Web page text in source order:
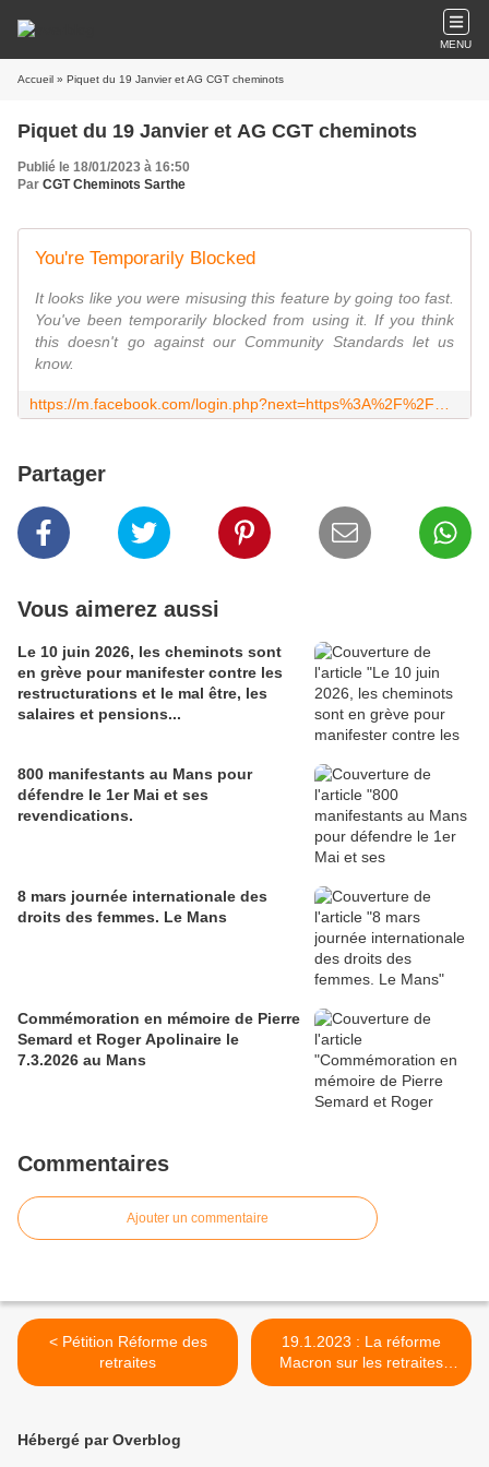
MENU
Accueil » Piquet du 19 Janvier et AG CGT cheminots
Piquet du 19 Janvier et AG CGT cheminots
Publié le 18/01/2023 à 16:50
Par CGT Cheminots Sarthe
You're Temporarily Blocked
It looks like you were misusing this feature by going too fast.
You've been temporarily blocked from using it. If you think
this doesn't go against our Community Standards let us
know.
Partager
Vous aimerez aussi
Le 10 juin 2026, les cheminots sont
en grève pour manifester contre les
restructurations et le mal être, les
salaires et pensions...
800 manifestants au Mans pour
défendre le 1er Mai et ses
revendications.
8 mars journée internationale des
droits des femmes. Le Mans
Commémoration en mémoire de Pierre
Semard et Roger Apolinaire le
7.3.2026 au Mans
Commentaires
Ajouter un commentaire
< Pétition Réforme des
retraites
19.1.2023 : La réforme
Macron sur les retraites
mobilise dans les rue du
Hébergé par Overblog